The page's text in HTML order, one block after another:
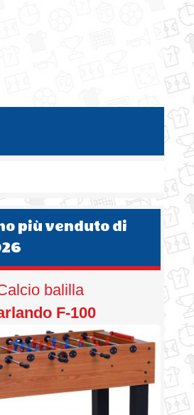
più venduto di
balilla
F-100